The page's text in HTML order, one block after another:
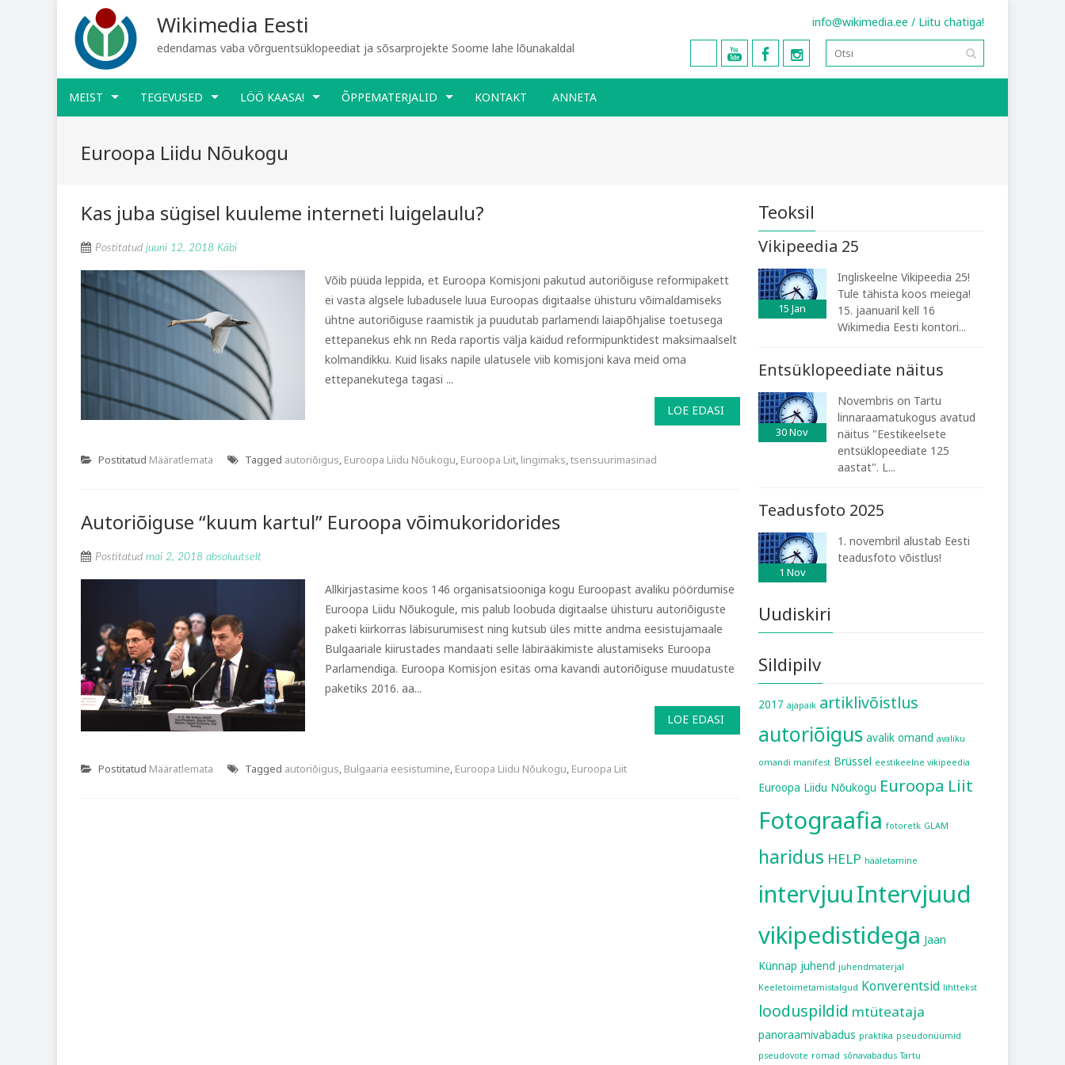
Wikimedia Eesti
edendamas vaba võrguentsüklopeediat ja sõsarprojekte Soome lahe lõunakaldal
info@wikimedia.ee / Liitu chatiga!
MEIST TEGEVUSED LÖÖ KAASA! ÕPPEMATERJALID KONTAKT ANNETA
Euroopa Liidu Nõukogu
Kas juba sügisel kuuleme interneti luigelaulu?
Postitatud juuni 12, 2018 Käbi
Võib püüda leppida, et Euroopa Komisjoni pakutud autoriõiguse reformipakett
ei vasta algsele lubadusele luua Euroopas digitaalse ühisturu võimaldamiseks
ühtne autoriõiguse raamistik ja puudutab parlamendi laiapõhjalise toetusega
ettepanekus ehk nn Reda raportis välja käidud reformipunktidest maksimaalselt
kolmandikku. Kuid lisaks napile ulatusele viib komisjoni kava meid oma
ettepanekutega tagasi ...
LOE EDASI
Postitatud Määratlemata Tagged autoriõigus, Euroopa Liidu Nõukogu, Euroopa Liit, lingimaks,tsensuurimasinad
Autoriõiguse “kuum kartul” Euroopa võimu­koridorides
Postitatud mai 2, 2018 absoluutselt
Allkirjastasime koos 146 organisatsiooniga kogu Euroopast avaliku pöördumise
Euroopa Liidu Nõukogule, mis palub loobuda digitaalse ühisturu autoriõiguste
paketi kiirkorras läbisurumisest ning kutsub üles mitte andma eesistujamaale
Bulgaariale kiirustades mandaati selle läbirääkimiste alustamiseks Euroopa
Parlamendiga. Euroopa Komisjon esitas oma kavandi autoriõiguse muudatuste
paketiks 2016. aa...
LOE EDASI
Postitatud Määratlemata Tagged autoriõigus, Bulgaaria eesistumine, Euroopa Liidu Nõukogu, Euroopa Liit
Teoksil
Vikipeedia 25
15 Jan
Ingliskeelne Vikipeedia 25!
Tule tähista koos meiega!
15. jaanuaril kell 16
Wikimedia Eesti kontori...
Entsüklopeediate näitus
30Nov
Novembris on Tartu
linnaraamatukogus avatud
näitus "Eestikeelsete
entsüklopeediate 125
aastat". L...
Teadusfoto 2025
1 Nov
1. novembril alustab Eesti
teadusfoto võistlus!
Uudiskiri
Sildipilv
2017 ajapaik artiklivõistlus
autoriõigus avalik omand avaliku
omandi manifest Brüssel eestikeelne vikipeedia
Euroopa Liidu Nõukogu Euroopa Liit
Fotograafia fotoretk GLAM
haridus HELP hääletamine
intervjuuIntervjuud
vikipedistidega Jaan
Künnap juhend juhendmaterjal
Keeletoimetamistalgud Konverentsid lihttekst
looduspildid mtüteataja
panoraamivabadus praktika pseudonüümid
pseudovote romad sõnavabadus Tartu